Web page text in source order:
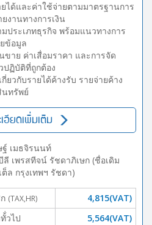
ได้และค่าใช้จ่ายตามมาตรฐานการ
งานทางการเงิน
ประเภทธุรกิจ พร้อมแนวทางการ
ข้อมูล
าย ค่าเสื่อมราคา และการจัด
ปฏิบัติที่ถูกต้อง
ยวกับรายได้ค้างรับ รายจ่ายค้าง
นทรัพย์
อียดเพิ่มเติม
ฐ์ เมธจิรนนท์
ลี เพรสทีจน์ รัชดาภิเษก (ชื่อเดิม
ต็ล กรุงเทพฯ รัชดา)
(TAX,HR)
4,815(VAT)
วไป
5,564(VAT)